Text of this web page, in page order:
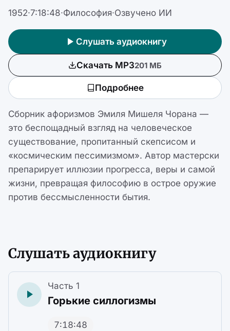
1952·7:18:48·Философия·Озвучено ИИ
Слушать аудиокнигу
Скачать MP3201 МБ
Подробнее
Сборник афоризмов Эмиля Мишеля Чорана —
это беспощадный взгляд на человеческое
существование, пропитанный скепсисом и
«космическим пессимизмом». Автор мастерски
препарирует иллюзии прогресса, веры и самой
жизни, превращая философию в острое оружие
против бессмысленности бытия.
Слушать аудиокнигу
Часть 1
Горькие силлогизмы
7:18:48